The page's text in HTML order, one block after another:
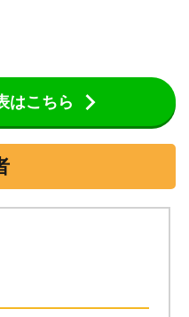
はこちら